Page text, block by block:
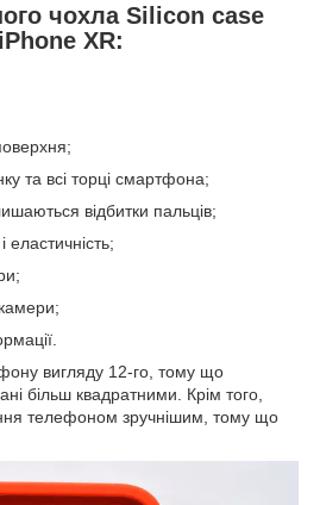
чохла Silicon case
XR:
та всі торці смартфона;
відбитки пальців;
еластичність;
вигляду 12-го, тому що
більш квадратними. Крім того,
телефоном зручнішим, тому що